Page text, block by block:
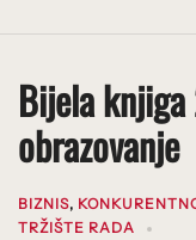
Bijela
obrazovanje
BIZNIS,
TRŽIŠTE RADA